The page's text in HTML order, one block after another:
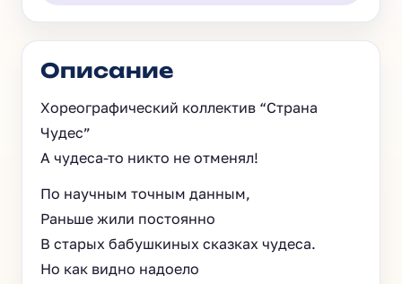
Описание
Хореографический коллектив “Страна
Чудес”
А чудеса-то никто не отменял!
По научным точным данным,
Раньше жили постоянно
В старых бабушкиных сказках чудеса.
Но как видно надоело